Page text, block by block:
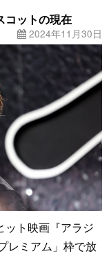
コットの現在
2024年11月30日
ット映画『アラジ
レミアム」枠で放